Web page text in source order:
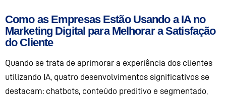
Como asEmpresas Estão Usando a IA no
Marketing Digital para Melhorar a Satisfação
do Cliente
Quando se trata de aprimorar a experiência dos clientes
utilizando IA, quatro desenvolvimentos significativos se
destacam: chatbots, conteúdo preditivo e segmentado,